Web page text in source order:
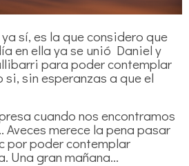
sí, es la que considero que
en ella ya se unió Daniel y
para poder contemplar
sin esperanzas a que el
cuando nos encontramos
Aveces merece la pena pasar
por poder contemplar
Una gran mañana...